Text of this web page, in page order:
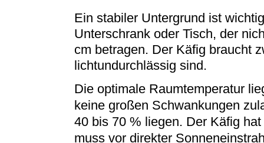
Ein stabiler Untergrund ist
Unterschrank oder Tisch, der
cm betragen. Der Käfig braucht
lichtundurchlässig sind.
Die optimale Raumtemperatur
keine großen Schwankungen
40 bis 70 % liegen. Der Käfig
muss vor direkter